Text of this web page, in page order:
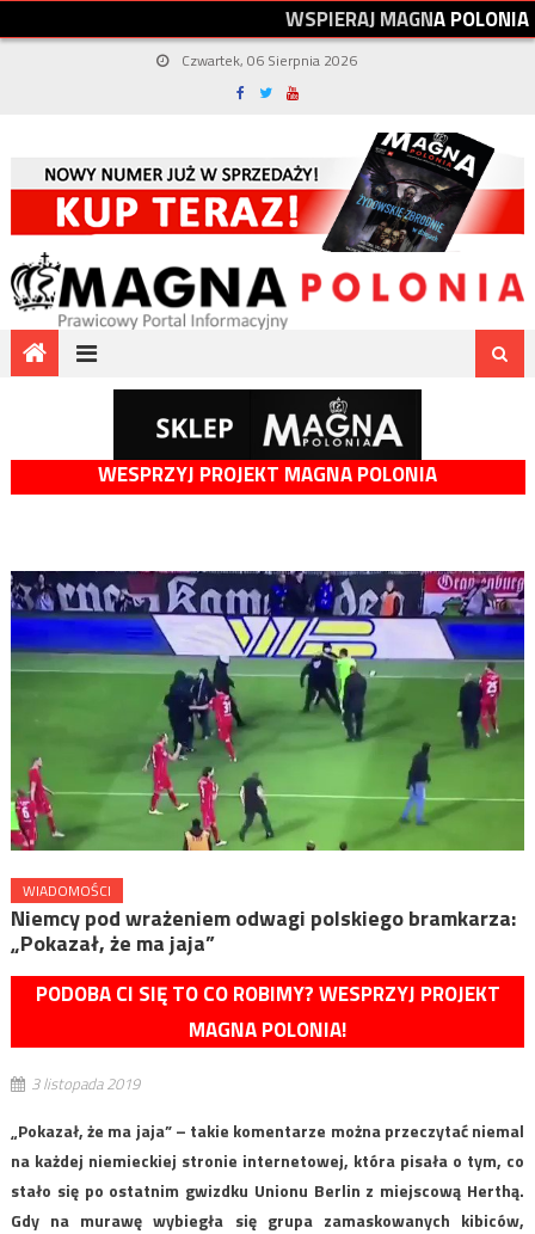
WSPIERAJMAGNAPOLONIA
Czwartek, 06 Sierpnia 2026
WESPRZYJ PROJEKT MAGNA POLONIA
WIADOMOŚCI
Niemcy pod wrażeniem odwagi polskiego bramkarza:
„Pokazał, że ma jaja”
PODOBA CI SIĘ TO CO ROBIMY? WESPRZYJ PROJEKT
MAGNA POLONIA!
3 listopada 2019
„Pokazał, że ma jaja” – takie komentarze można przeczytać niemal
na każdej niemieckiej stronie internetowej, która pisała o tym, co
stało się po ostatnim gwizdku Unionu Berlin z miejscową Herthą.
Gdy na murawę wybiegła się grupa zamaskowanych kibiców,